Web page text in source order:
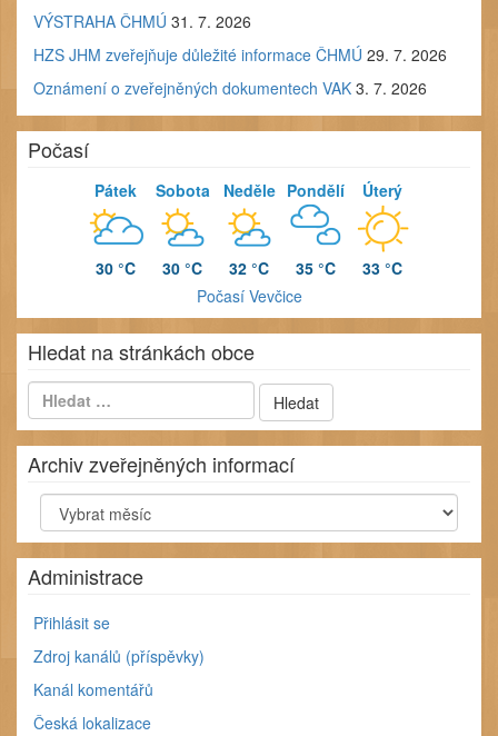
VÝSTRAHA ČHMÚ 31. 7. 2026
HZS JHM zveřejňuje důležité informace ČHMÚ 29. 7. 2026
Oznámení o zveřejněných dokumentech VAK 3. 7. 2026
Počasí
Pátek
30 °C
Sobota
30 °C
Neděle
32 °C
Pondělí
35 °C
Úterý
33 °C
Počasí Vevčice
Hledat na stránkách obce
Archiv zveřejněných informací
Archiv
zveřejněných
informací
Administrace
Přihlásit se
Zdroj kanálů (příspěvky)
Kanál komentářů
Česká lokalizace